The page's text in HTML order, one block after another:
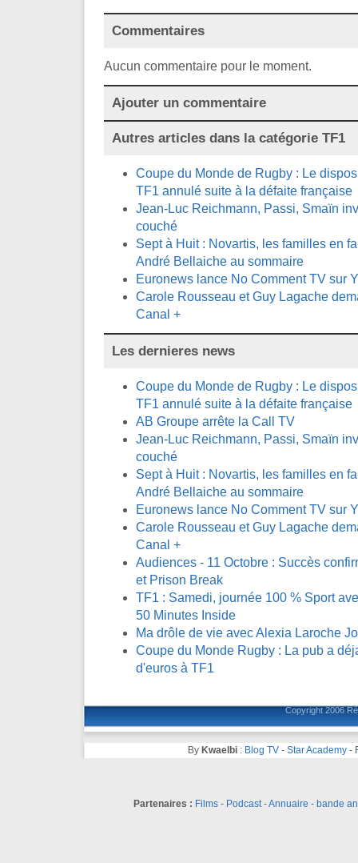
Commentaires
Aucun commentaire pour le moment.
Ajouter un commentaire
Autres articles dans la catégorie TF1
Coupe du Monde de Rugby : Le
TF1 annulé suite à la défaite française
Jean-Luc Reichmann, Passi, Smaïn
couché
Sept à Huit : Novartis, les familles en
André Bellaiche au sommaire
Euronews lance No Comment TV sur
Carole Rousseau et Guy Lagache
Canal +
Les dernieres news
Coupe du Monde de Rugby : Le
TF1 annulé suite à la défaite française
AB Groupe arrête la Call TV
Jean-Luc Reichmann, Passi, Smaïn
couché
Sept à Huit : Novartis, les familles en
André Bellaiche au sommaire
Euronews lance No Comment TV sur
Carole Rousseau et Guy Lagache
Canal +
Audiences - 11 Octobre : Succès
et Prison Break
TF1 : Samedi, journée 100 % Sport
50 Minutes Inside
Ma drôle de vie avec Alexia Laroche
Coupe du Monde Rugby : La pub a
d'euros à TF1
Copyright 2006
By Kwaelbi: Blog TV- Star Academy-
Partenaires : Films- Podcast-Annuaire - bande